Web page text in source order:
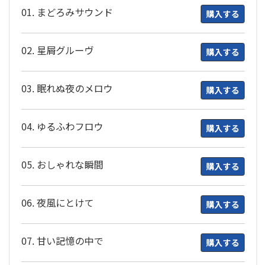
01. まどろみサウンド 購入する
02. 星屑グルーヴ 購入する
03. 眠れぬ夜のメロウ 購入する
04. ゆるふわフロウ 購入する
05. おしゃれな瞬間 購入する
06. 夜風にとけて 購入する
07. 甘い記憶の中で 購入する